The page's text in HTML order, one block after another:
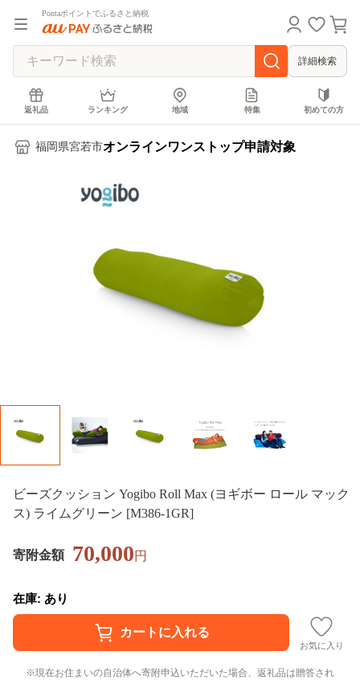
Pontaポイントでふるさと納税
詳細検索
返礼品 ランキング 地域 特集 初めての方
福岡県宮若市オンラインワンストップ申請対象
ビーズクッション Yogibo Roll Max (ヨギボー ロール マック
ス) ライムグリーン [M386-1GR]
寄附金額 70,000円
在庫: あり
お気に入り
現在お住まいの自治体へ寄附申込いただいた場合、返礼品は贈答され